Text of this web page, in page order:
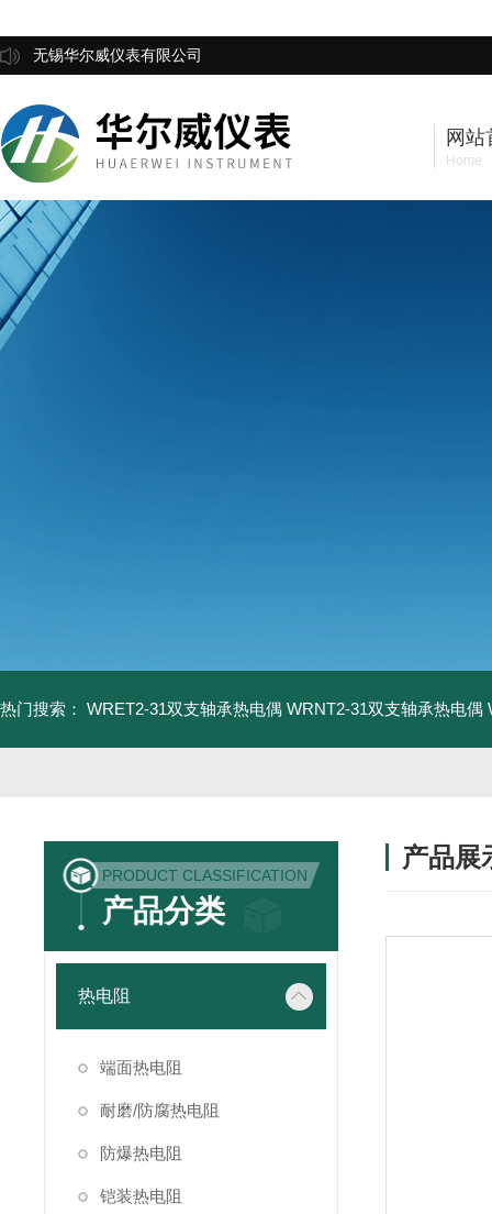
无锡华尔威仪表有限公司
网站
Home
热门搜索： WRET2-31双支轴承热电偶 WRNT2-31双支轴承热电偶
PRODUCT CLASSIFICATION
产品分类
热电阻
端面热电阻
耐磨/防腐热电阻
防爆热电阻
铠装热电阻
产品展